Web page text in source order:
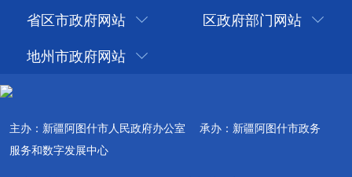
首页
上一页 下一页 尾页
省区市政府网站
区政府部门网站
地州市政府网站
主办：新疆阿图什市人民政府办公室
承办：新疆阿图什市政务
服务和数字发展中心